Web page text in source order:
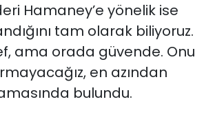
Hamaney’e yönelik ise
tam olarak biliyoruz.
ama orada güvende. Onu
en azından
bulundu.